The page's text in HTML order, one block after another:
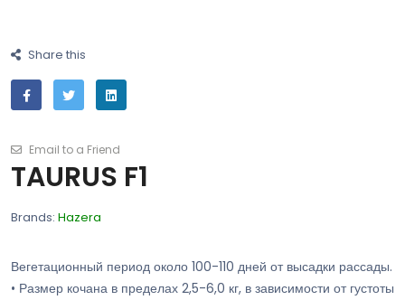
Share this
Email to a Friend
TAURUS F1
Brands: Hazera
Вегетационный период около 100-110 дней от высадки рассады.
• Размер кочана в пределах 2,5-6,0 кг, в зависимости от густоты